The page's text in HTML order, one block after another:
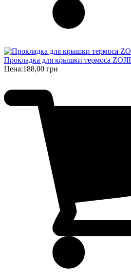
Прокладка для крышки термоса
Цена:188,00 грн